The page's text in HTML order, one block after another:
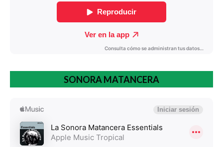
SONORA MATANCERA